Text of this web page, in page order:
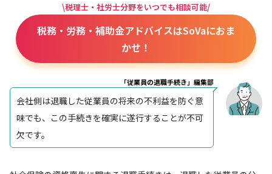
\税理士・社労士分野をいつでも相談可能/
税務・労務・補助金アドバイスはSoVaにおま
かせ！
「従業員の退職手続き」編集部
会社側は退職した従業員の将来の不利益を防ぐ意
味でも、この手続きを確実に遂行することが不可
欠です。